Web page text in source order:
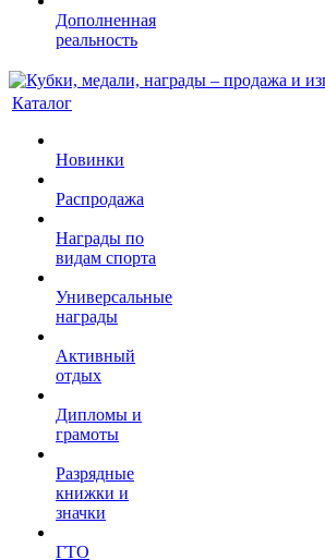
Дополненная
реальность
Каталог
Новинки
Распродажа
Награды по
видам спорта
Универсальные
награды
Активный
отдых
Дипломы и
грамоты
Разрядные
книжки и
значки
ГТО